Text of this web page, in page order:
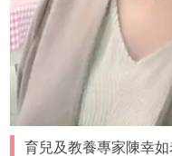
育兒及教養專家陳幸